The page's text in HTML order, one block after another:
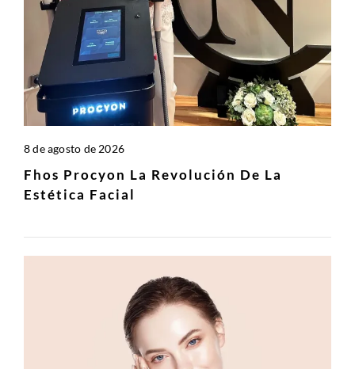
8 de agosto de 2026
Fhos Procyon La Revolución De La
Estética Facial